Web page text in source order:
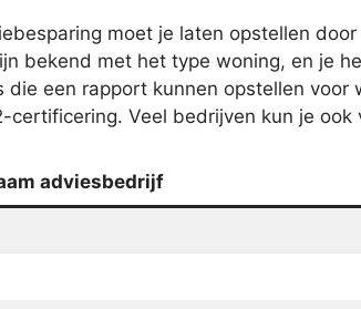
moet je laten opstellen
bekend met het type woning, en je
die een rapport kunnen opstellen voor
Veel bedrijven kun je
adviesbedrijf